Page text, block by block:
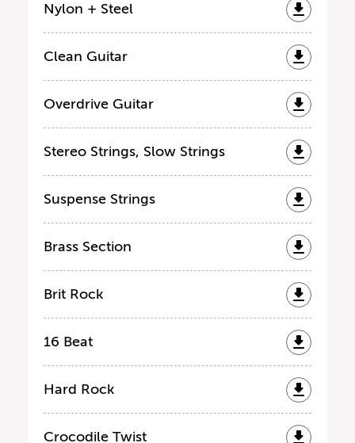
Nylon + Steel
Clean Guitar
Overdrive Guitar
Stereo Strings, Slow Strings
Suspense Strings
Brass Section
Brit Rock
16 Beat
Hard Rock
Crocodile Twist